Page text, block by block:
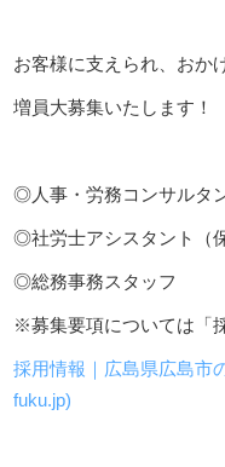
お客様に支えられ、おか
増員大募集いたします！
◎人事・労務コンサルタ
◎社労士アシスタント（
◎総務事務スタッフ
※募集要項については「
採用情報｜広島県広島市
fuku.jp)